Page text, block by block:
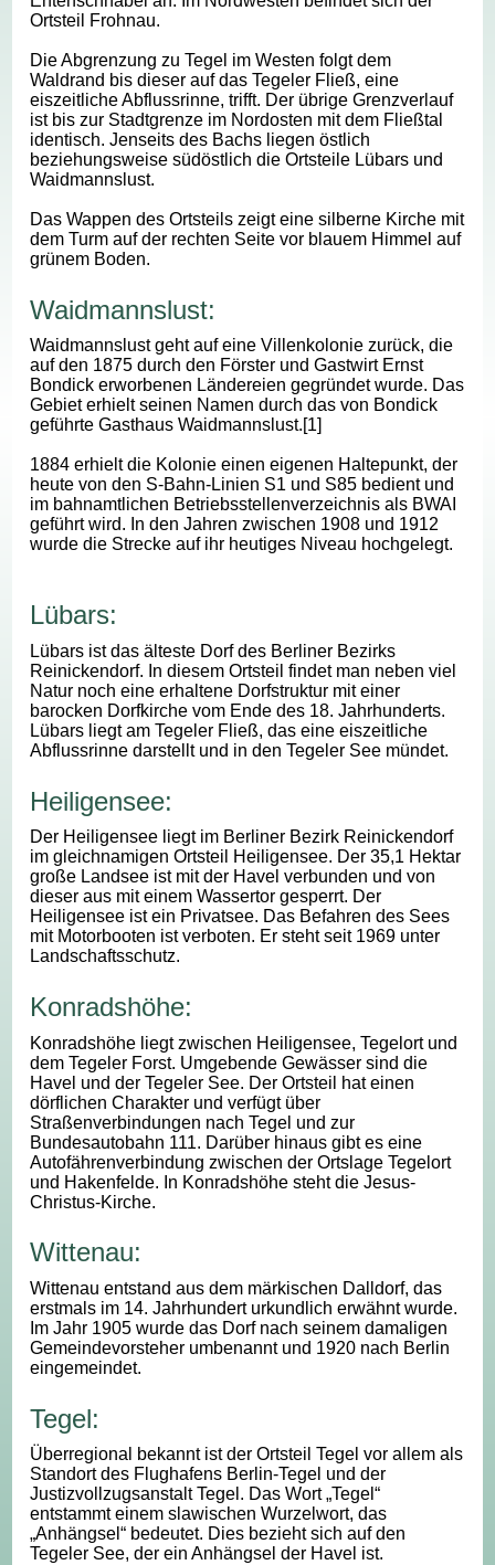
Ortsteil Frohnau.
Die Abgrenzung zu Tegel im Westen folgt dem
Waldrand bis dieser auf das Tegeler Fließ, eine
eiszeitliche Abflussrinne, trifft. Der übrige Grenzverlauf
ist bis zur Stadtgrenze im Nordosten mit dem Fließtal
identisch. Jenseits des Bachs liegen östlich
beziehungsweise südöstlich die Ortsteile Lübars und
Waidmannslust.
Das Wappen des Ortsteils zeigt eine silberne Kirche mit
dem Turm auf der rechten Seite vor blauem Himmel auf
grünem Boden.
Waidmannslust:
Waidmannslust geht auf eine Villenkolonie zurück, die
auf den 1875 durch den Förster und Gastwirt Ernst
Bondick erworbenen Ländereien gegründet wurde. Das
Gebiet erhielt seinen Namen durch das von Bondick
geführte Gasthaus Waidmannslust.[1]
1884 erhielt die Kolonie einen eigenen Haltepunkt, der
heute von den S-Bahn-Linien S1 und S85 bedient und
im bahnamtlichen Betriebsstellenverzeichnis als BWAI
geführt wird. In den Jahren zwischen 1908 und 1912
wurde die Strecke auf ihr heutiges Niveau hochgelegt.
Lübars:
Lübars ist das älteste Dorf des Berliner Bezirks
Reinickendorf. In diesem Ortsteil findet man neben viel
Natur noch eine erhaltene Dorfstruktur mit einer
barocken Dorfkirche vom Ende des 18. Jahrhunderts.
Lübars liegt am Tegeler Fließ, das eine eiszeitliche
Abflussrinne darstellt und in den Tegeler See mündet.
Heiligensee:
Der Heiligensee liegt im Berliner Bezirk Reinickendorf
im gleichnamigen Ortsteil Heiligensee. Der 35,1 Hektar
große Landsee ist mit der Havel verbunden und von
dieser aus mit einem Wassertor gesperrt. Der
Heiligensee ist ein Privatsee. Das Befahren des Sees
mit Motorbooten ist verboten. Er steht seit 1969 unter
Landschaftsschutz.
Konradshöhe:
Konradshöhe liegt zwischen Heiligensee, Tegelort und
dem Tegeler Forst. Umgebende Gewässer sind die
Havel und der Tegeler See. Der Ortsteil hat einen
dörflichen Charakter und verfügt über
Straßenverbindungen nach Tegel und zur
Bundesautobahn 111. Darüber hinaus gibt es eine
Autofährenverbindung zwischen der Ortslage Tegelort
und Hakenfelde. In Konradshöhe steht die Jesus-
Christus-Kirche.
Wittenau:
Wittenau entstand aus dem märkischen Dalldorf, das
erstmals im 14. Jahrhundert urkundlich erwähnt wurde.
Im Jahr 1905 wurde das Dorf nach seinem damaligen
Gemeindevorsteher umbenannt und 1920 nach Berlin
eingemeindet.
Tegel:
Überregional bekannt ist der Ortsteil Tegel vor allem als
Standort des Flughafens Berlin-Tegel und der
Justizvollzugsanstalt Tegel. Das Wort „Tegel“
entstammt einem slawischen Wurzelwort, das
„Anhängsel“ bedeutet. Dies bezieht sich auf den
Tegeler See, der ein Anhängsel der Havel ist.